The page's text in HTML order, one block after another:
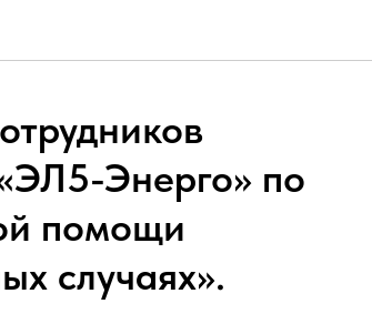
Энерго» по
помощи
случаях».